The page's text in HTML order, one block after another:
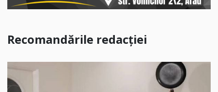
Recomandările redacției